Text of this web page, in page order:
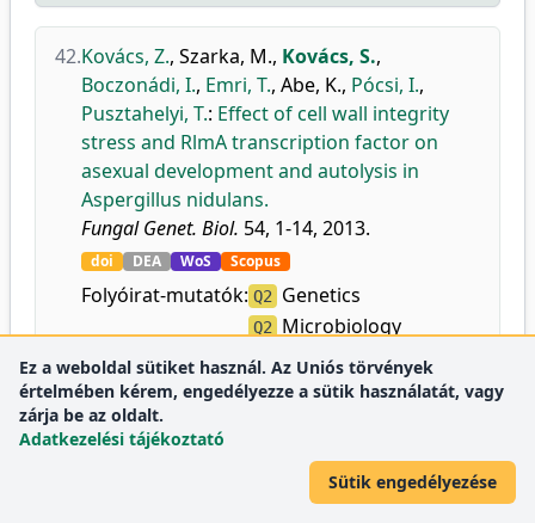
42.Kovács, Z., Szarka, M., Kovács, S.,
Boczonádi, I., Emri, T., Abe, K., Pócsi, I.,
Pusztahelyi, T.: Effect of cell wall integrity
stress and RlmA transcription factor on
asexual development and autolysis in
Aspergillus nidulans.
Fungal Genet. Biol. 54, 1-14, 2013.
doi DEA WoS Scopus
Folyóirat-mutatók: Q2 Genetics
Q2 Microbiology
43.Kovács, S.,Szabó-Papp, Z.,Borbélyné
Varga, M.
Pusztahelyi, T.
the biological state as good indicator of the
Ez a weboldal sütiket használ. Az Uniós törvények
értelmében kérem, engedélyezze a sütik használatát, vagy
zárja be az oldalt.
Adatkezelési tájékoztató
Sütik engedélyezése